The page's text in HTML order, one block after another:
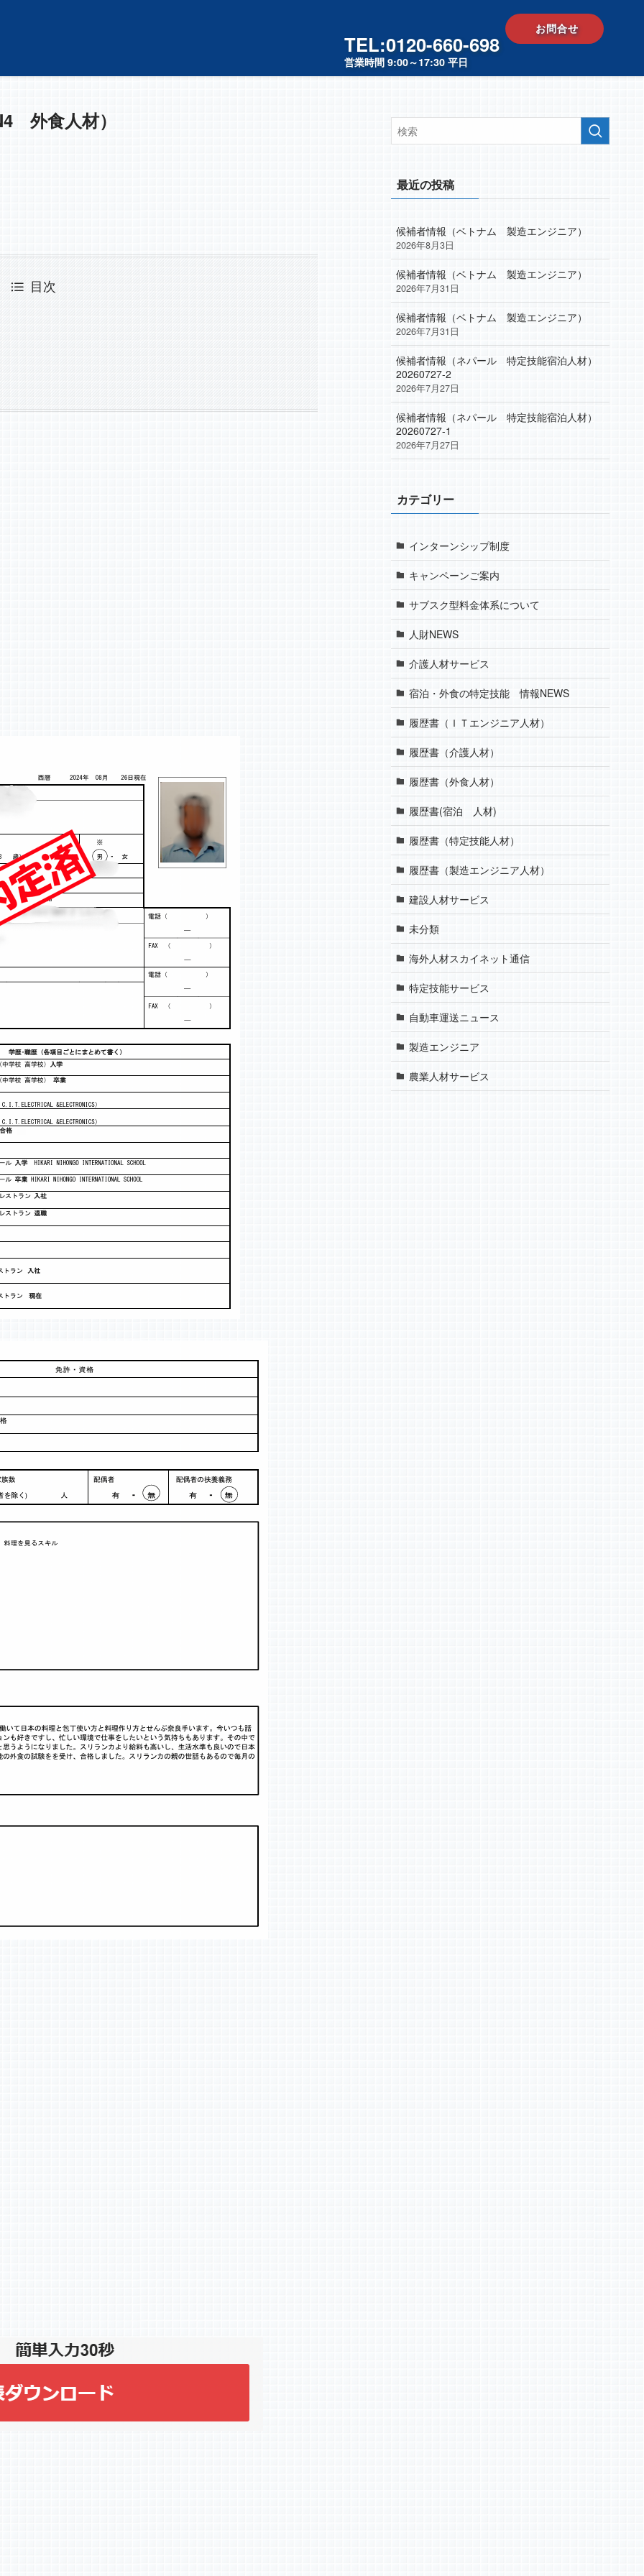
TEL:0120-660-698
営業時間 9:00～17:30 平日
お問合せ
外食人材）
目次
最近の投稿
候補者情報（ベトナム 製造エンジニア）
2026年8月3日
候補者情報（ベトナム 製造エンジニア）
2026年7月31日
候補者情報（ベトナム 製造エンジニア）
2026年7月31日
候補者情報（ネパール 特定技能宿泊人材）
20260727-2
2026年7月27日
候補者情報（ネパール 特定技能宿泊人材）
20260727-1
2026年7月27日
カテゴリー
インターンシップ制度
キャンペーンご案内
サブスク型料金体系について
人財NEWS
介護人材サービス
宿泊・外食の特定技能 情報NEWS
履歴書（ＩＴエンジニア人材）
履歴書（介護人材）
履歴書（外食人材）
履歴書(宿泊 人材)
履歴書（特定技能人材）
履歴書（製造エンジニア人材）
建設人材サービス
未分類
海外人材スカイネット通信
特定技能サービス
自動車運送ニュース
製造エンジニア
農業人材サービス